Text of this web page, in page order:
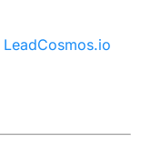
LeadCosmos.io